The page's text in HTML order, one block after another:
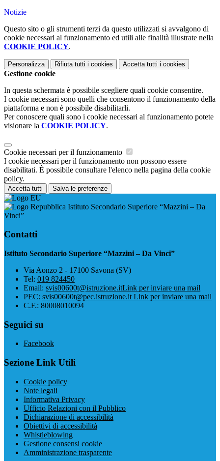
Notizie
Questo sito o gli strumenti terzi da questo utilizzati si avvalgono di
cookie necessari al funzionamento ed utili alle finalità illustrate nella
COOKIE POLICY.
Personalizza Rifiuta tutti i cookies Accetta tutti i cookies
Gestione cookie
In questa schermata è possibile scegliere quali cookie consentire.
I cookie necessari sono quelli che consentono il funzionamento della
piattaforma e non è possibile disabilitarli.
Per conoscere quali sono i cookie necessari al funzionamento potete
visionare la COOKIE POLICY.
Cookie necessari per il funzionamento
I cookie necessari per il funzionamento non possono essere
disabilitati. È possibile consultare l'elenco nella pagina della cookie
policy.
Accetta tutti Salva le preferenze
Istituto Secondario Superiore “Mazzini – Da
Vinci”
Contatti
Istituto Secondario Superiore “Mazzini – Da Vinci”
Via Aonzo 2 - 17100 Savona (SV)
Tel: 019 824450
Email: svis00600t@istruzione.itLink per inviare una mail
PEC: svis00600t@pec.istruzione.it Link per inviare una mail
C.F.: 80008010094
Seguici su
Facebook
Sezione Link Utili
Cookie policy
Note legali
Informativa Privacy
Ufficio Relazioni con il Pubblico
Dichiarazione di accessibilità
Obiettivi di accessibilità
Whistleblowing
Gestione consensi cookie
Amministrazione trasparente